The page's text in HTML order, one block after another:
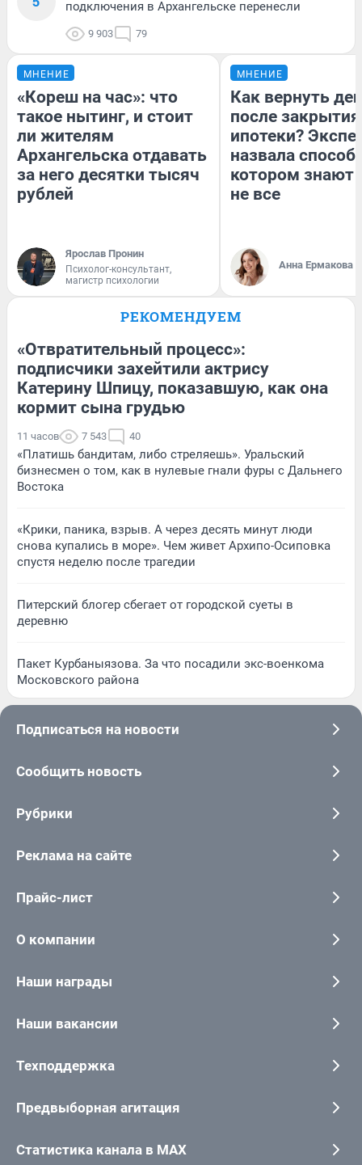
подключения в Архангельске перенесли
9 903 79
МНЕНИЕ
«Кореш на час»: что
такое нытинг, и стоит
ли жителям
Архангельска отдавать
за него десятки тысяч
рублей
Ярослав Пронин
Психолог-консультант,
магистр психологии
МНЕНИЕ
Как вернуть
после закрытия
ипотеки?
назвала
котором знают
не все
Анна Ермакова
РЕКОМЕНДУЕМ
«Отвратительный процесс»:
подписчики захейтили актрису
Катерину Шпицу, показавшую, как она
кормит сына грудью
11 часов 7 543 40
«Платишь бандитам, либо стреляешь». Уральский
бизнесмен о том, как в нулевые гнали фуры с Дальнего
Востока
«Крики, паника, взрыв. А через десять минут люди
снова купались в море». Чем живет Архипо-Осиповка
спустя неделю после трагедии
Питерский блогер сбегает от городской суеты в
деревню
Пакет Курбаныязова. За что посадили экс-военкома
Московского района
Подписаться на новости
Сообщить новость
Рубрики
Реклама на сайте
Прайс-лист
О компании
Наши награды
Наши вакансии
Техподдержка
Предвыборная агитация
Статистика канала в MAX